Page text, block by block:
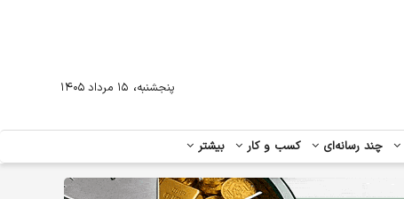
چند رسانه‌ای کسب و کار بیشتر
پنجشنبه، ۱۵ مرداد ۱۴۰۵